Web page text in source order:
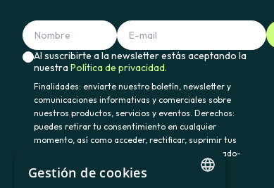
Al suscribirte a la newsletter estás aceptando la
nuestraPolítica de privacidad.
Finalidades: enviarte nuestro boletín, newsletter y
comunicaciones informativas y comerciales sobre
nuestros productos, servicios y eventos. Derechos:
puedes retirar tu consentimiento en cualquier
momento, así como acceder, rectificar, suprimir tus
datos y demás derechos en somenergia@delegado-
datos.com. Información adicional:
Política de
privacidad.
Gestión de cookies